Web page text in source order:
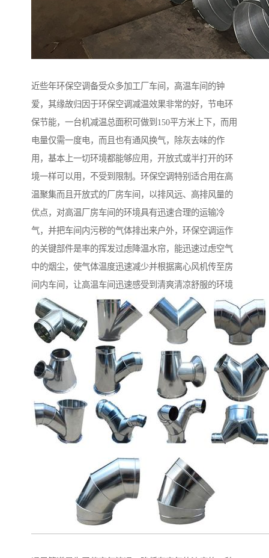
近些年环保空调备受众多加工厂车间，高温车间的钟
爱，其缘故归因于环保空调减温效果非常的好，节电环
保节能，一台机减温总面积可做到150平方米上下，而用
电量仅需一度电，而且也有通风换气，除灰去味的作
用，基本上一切环境都能够应用，开放式或半打开的环
境一样可以用，不受到限制。环保空调特别适合用在高
温聚集而且开放式的厂房车间，以排风远、高排风量的
优点，对高温厂房车间的环境具有迅速合理的运输冷
气，并把车间内污秽的气体排出来户外，环保空调运作
的关键部件是率的挥发过虑降温水帘，能迅速过虑空气
中的烟尘，使气体温度迅速减少并根据离心风机传至房
间内车间，让高温车间迅速感受到清爽清凉舒服的环境